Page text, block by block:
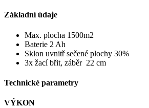
Základní údaje
Max. plocha 1500m2
Baterie 2 Ah
Sklon uvnitř sečené plochy 30%
3x žací břit, záběr 22 cm
Technické parametry
VÝKON